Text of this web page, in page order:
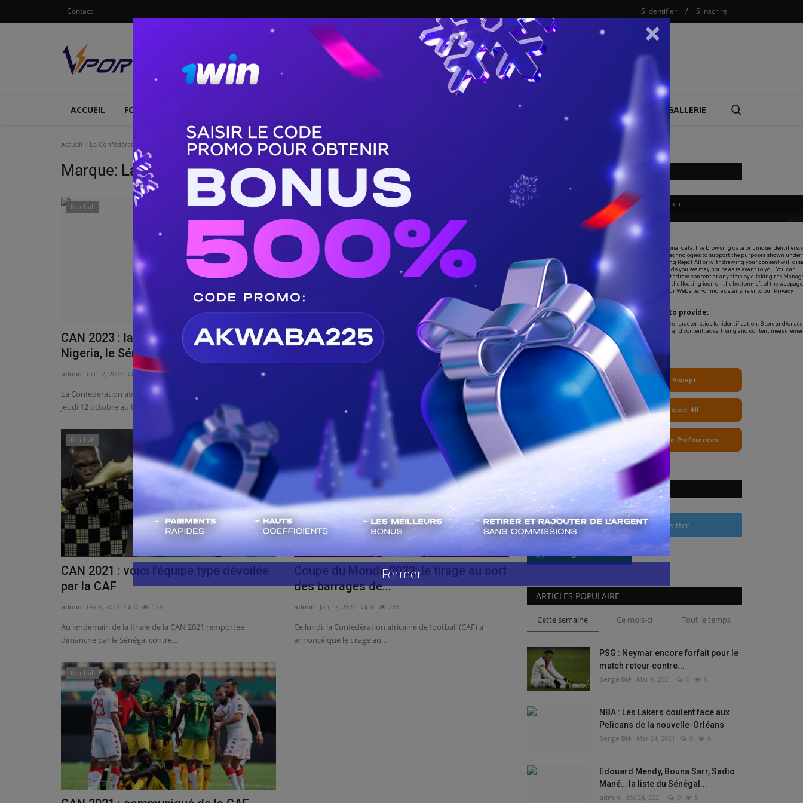
Contact S'identifier / S'inscrire
ACCUEIL FOOTBALL BUZZ DE SPORT REPLAY GALLERIE
Accueil La Confédération africaine de football
Marque: La Confédération africaine de football
football
CAN 2023 : la Côte d'Ivoire hérite du
Nigeria, le Sénégal...
admin oct 12, 2023 0 120
La Confédération africaine de football (CAF) a procédé ce
jeudi 12 octobre au tirage...
football
Elim.CAN 2023 : la CAF exclut 2
0
La Confédération Africaine de Football a confirmé la
disqualification de deux nations...
football
CAN 2021 : voici l’équipe type dévoilée
par la CAF
admin fév 8, 2022 0 128
Au lendemain de la finale de la CAN 2021 remportée
dimanche par le Sénégal contre...
Coupe du Monde 2022: le tirage au sort
des barrages de...
admin Jan 17, 2022 0 233
Ce lundi, la Confédération africaine de football (CAF) a
annoncé que le tirage au...
football
NOUS SUIVRE
Facebook Twitter
Instagram
ARTICLES POPULAIRE
Cette semaine Ce mois-ci Tout le temps
PSG : Neymar encore forfait pour le
match retour contre...
Serge Blé Mar 9, 2021 0 6
NBA : Les Lakers coulent face aux
Pelicans de la nouvelle-Orléans
Serge Blé Mar 24, 2021 0 6
Edouard Mendy, Bouna Sarr, Sadio
Mané… la liste du Sénégal...
admin déc 24, 2021 0 5
×
Fermer